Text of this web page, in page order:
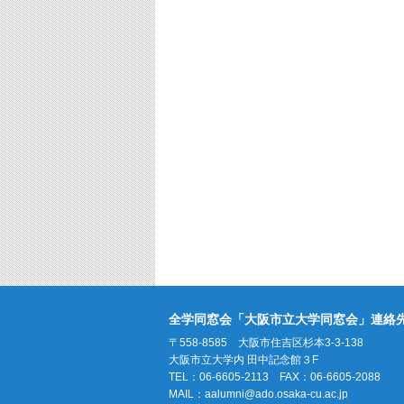
全学同窓会「大阪市立大学同窓会」連絡
〒558-8585 大阪市住吉区杉本3-3-138
大阪市立大学内 田中記念館３F
TEL：06-6605-2113 FAX：06-6605-2088
MAIL： aalumni@ado.osaka-cu.ac.jp